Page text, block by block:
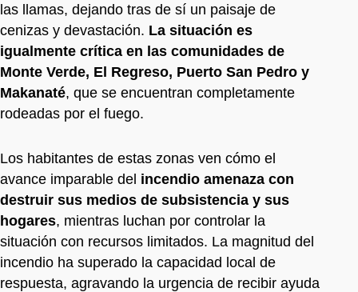
las llamas, dejando tras de sí un paisaje de
cenizas y devastación. La situación es
igualmente crítica en las comunidades de
Monte Verde, El Regreso, Puerto San Pedro y
Makanaté, que se encuentran completamente
rodeadas por el fuego.
Los habitantes de estas zonas ven cómo el
avance imparable del incendio amenaza con
destruir sus medios de subsistencia y sus
hogares, mientras luchan por controlar la
situación con recursos limitados. La magnitud del
incendio ha superado la capacidad local de
respuesta, agravando la urgencia de recibir ayuda